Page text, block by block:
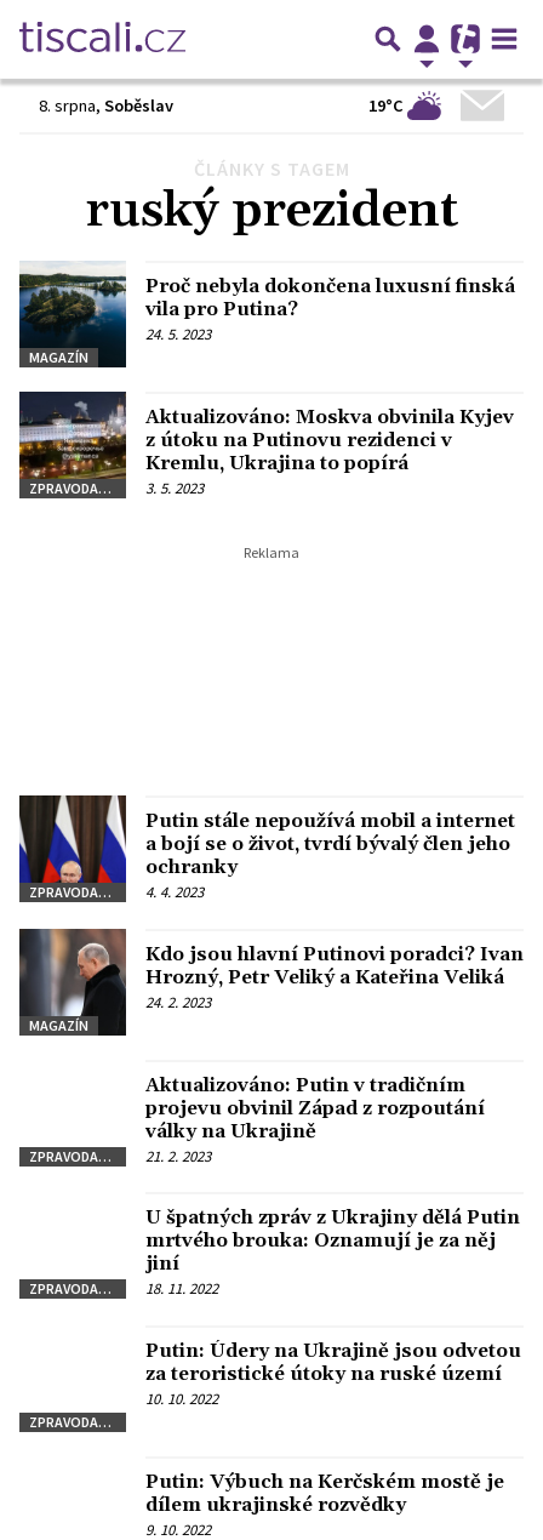
8. srpna, Soběslav 19°C
ČLÁNKY S TAGEM
ruský prezident
MAGAZÍN
Proč nebyla dokončena luxusní finská
vila pro Putina?
24. 5. 2023
ZPRAVODAJSTVÍ
Aktualizováno: Moskva obvinila Kyjev
z útoku na Putinovu rezidenci v
Kremlu, Ukrajina to popírá
3. 5. 2023
ZPRAVODAJSTVÍ
Putin stále nepoužívá mobil a internet
a bojí se o život, tvrdí bývalý člen jeho
ochranky
4. 4. 2023
MAGAZÍN
Kdo jsou hlavní Putinovi poradci? Ivan
Hrozný, Petr Veliký a Kateřina Veliká
24. 2. 2023
ZPRAVODAJSTVÍ
Aktualizováno: Putin v tradičním
projevu obvinil Západ z rozpoutání
války na Ukrajině
21. 2. 2023
ZPRAVODAJSTVÍ
U špatných zpráv z Ukrajiny dělá Putin
mrtvého brouka: Oznamují je za něj
jiní
18. 11. 2022
ZPRAVODAJSTVÍ
Putin: Údery na Ukrajině jsou odvetou
za teroristické útoky na ruské území
10. 10. 2022
Putin: Výbuch na Kerčském mostě je
dílem ukrajinské rozvědky
9. 10. 2022
4 5 … 20